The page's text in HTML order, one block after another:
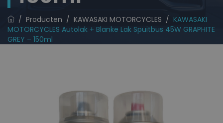
/ Producten / KAWASAKI MOTORCYCLES / KAWASAKI
MOTORCYCLES Autolak + Blanke Lak Spuitbus 45W GRAPHITE
GREY – 150ml